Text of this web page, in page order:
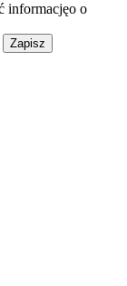
informacjęo o
Zapisz